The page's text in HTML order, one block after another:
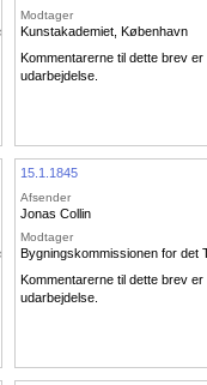
Museum
Modtager
Kunstakademiet, København
Kommentarerne til dette brev er
udarbejdelse.
Museum
15.1.1845
Afsender
Jonas Collin
Modtager
Bygningskommissionen for det
Kommentarerne til dette brev er
udarbejdelse.